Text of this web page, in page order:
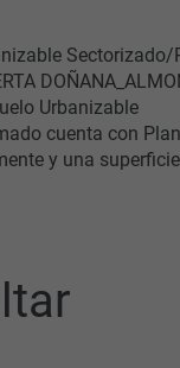
Sectorizado/
Urbanizable
cuenta con
y una